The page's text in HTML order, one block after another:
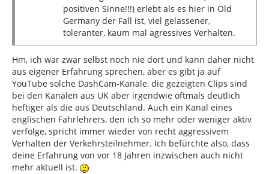
positiven Sinne!!!) erlebt als es hier in Old
Germany der Fall ist, viel gelassener,
toleranter, kaum mal agressives Verhalten.
Hm, ich war zwar selbst noch nie dort und kann daher nicht
aus eigener Erfahrung sprechen, aber es gibt ja auf
YouTube solche DashCam-Kanäle, die gezeigten Clips sind
bei den Kanälen aus UK aber irgendwie oftmals deutlich
heftiger als die aus Deutschland. Auch ein Kanal eines
englischen Fahrlehrers, den ich so mehr oder weniger aktiv
verfolge, spricht immer wieder von recht aggressivem
Verhalten der Verkehrsteilnehmer. Ich befürchte also, dass
deine Erfahrung von vor 18 Jahren inzwischen auch nicht
mehr aktuell ist.